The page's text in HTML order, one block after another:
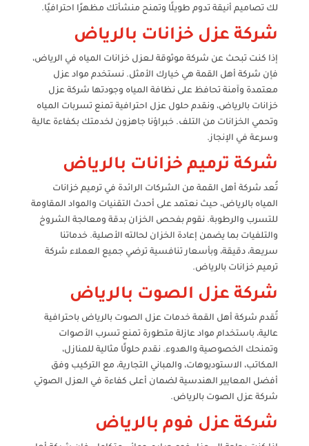
لك تصاميم أنيقة تدوم طويلًا وتمنح منشأتك مظهرًا احترافيًا.
شركة عزل خزانات بالرياض
إذا كنت تبحث عن شركة موثوقة لـعزل خزانات المياه في الرياض،
فإن شركة أهل القمة هي خيارك الأمثل. نستخدم مواد عزل
معتمدة وآمنة تحافظ على نظافة المياه وجودتها شركة عزل
خزانات بالرياض، ونقدم حلول عزل احترافية تمنع تسربات المياه
وتحمي الخزانات من التلف. خبراؤنا جاهزون لخدمتك بكفاءة عالية
وسرعة في الإنجاز.
شركة ترميم خزانات بالرياض
تُعد شركة أهل القمة من الشركات الرائدة في ترميم خزانات
المياه بالرياض، حيث نعتمد على أحدث التقنيات والمواد المقاومة
للتسرب والرطوبة. نقوم بفحص الخزان بدقة ومعالجة الشروخ
والتلفيات بما يضمن إعادة الخزان لحالته الأصلية. خدماتنا
سريعة، دقيقة، وبأسعار تنافسية ترضي جميع العملاء شركة
ترميم خزانات بالرياض.
شركة عزل الصوت بالرياض
تُقدم شركة أهل القمة خدمات عزل الصوت بالرياض باحترافية
عالية، باستخدام مواد عازلة متطورة تمنع تسرب الأصوات
وتمنحك الخصوصية والهدوء. نقدم حلولًا مثالية للمنازل،
المكاتب، الاستوديوهات، والمباني التجارية، مع التركيب وفق
أفضل المعايير الهندسية لضمان أعلى كفاءة في العزل الصوتي
شركة عزل الصوت بالرياض.
شركة عزل فوم بالرياض